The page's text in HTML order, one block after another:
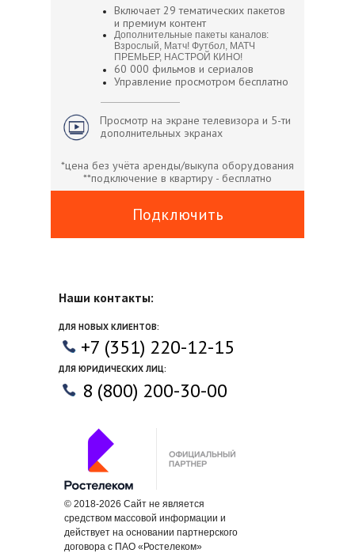
Просмотр на экране телевизора и 5-ти
дополнительных экранах
8 (800) 200-30-00
ДЛЯ ЮРИДИЧЕСКИХ ЛИЦ:
+7 (351) 220-12-15
ДЛЯ НОВЫХ КЛИЕНТОВ:
Наши контакты:
© 2018-2026 Cайт не является
средством массовой информации и
действует на основании партнерского
договора с ПАО «Ростелеком»
Включает 29 тематических пакетов
и премиум контент
Дополнительные пакеты каналов:
Взрослый, Матч! Футбол, МАТЧ
ПРЕМЬЕР, НАСТРОЙ КИНО!
60 000 фильмов и сериалов
Управление просмотром бесплатно
*цена без учёта аренды/выкупа оборудования
**подключение в квартиру - бесплатно
Подключить